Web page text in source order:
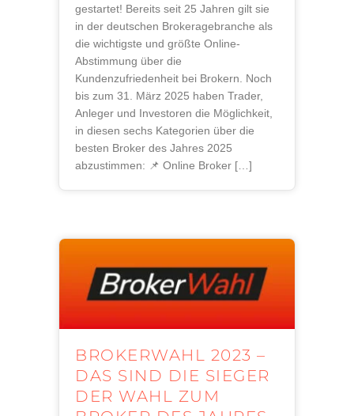
gestartet! Bereits seit 25 Jahren gilt sie
in der deutschen Brokeragebranche als
die wichtigste und größte Online-
Abstimmung über die
Kundenzufriedenheit bei Brokern. Noch
bis zum 31. März 2025 haben Trader,
Anleger und Investoren die Möglichkeit,
in diesen sechs Kategorien über die
besten Broker des Jahres 2025
abzustimmen: 📌 Online Broker […]
BROKERWAHL 2023 –
DAS SIND DIE SIEGER
DER WAHL ZUM